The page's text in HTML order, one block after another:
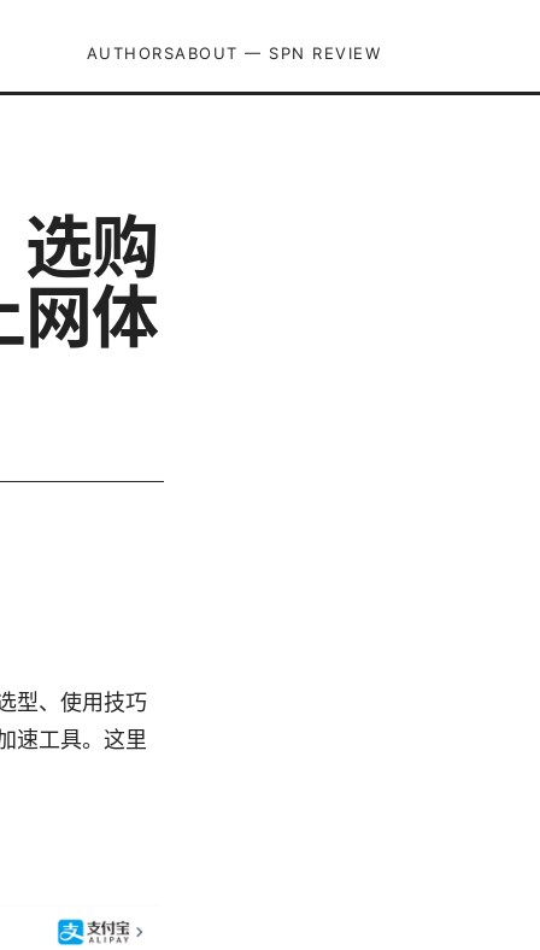
AUTHORSABOUT — SPN REVIEW
选购
网体
型、使用技巧
速工具。这里